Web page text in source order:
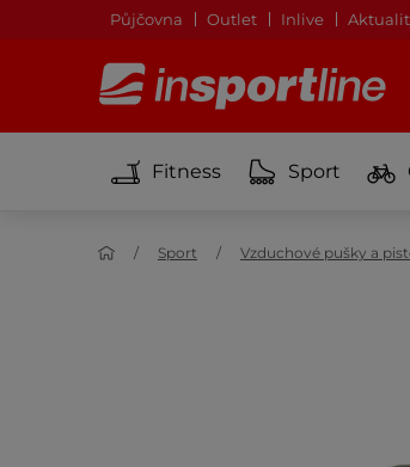
Půjčovna Outlet Inlive
Fitness Sport
Sport Vzduchové pušky a